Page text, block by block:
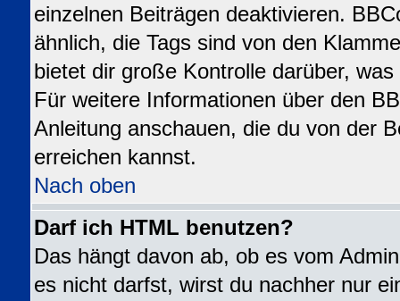
einzelnen Beiträgen deaktivieren.
ähnlich, die Tags sind von den
bietet dir große Kontrolle darüber,
Für weitere Informationen über den
Anleitung anschauen, die du von der
erreichen kannst.
Nach oben
Darf ich HTML benutzen?
Das hängt davon ab, ob es vom
es nicht darfst, wirst du nachher nur